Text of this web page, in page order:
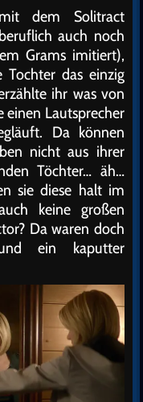
dem Solitract
auch noch
Grams imitiert),
das einzig
ihr was von
einen Lautsprecher
Da können
nicht aus ihrer
Töchter… äh…
sie diese halt im
keine großen
Da waren doch
ein kaputter